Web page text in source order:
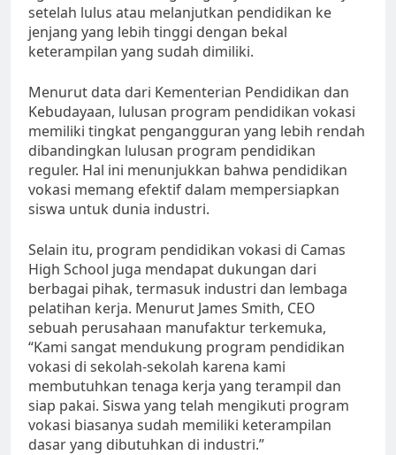
setelah lulus atau melanjutkan pendidikan ke
jenjang yang lebih tinggi dengan bekal
keterampilan yang sudah dimiliki.
Menurut data dari Kementerian Pendidikan dan
Kebudayaan, lulusan program pendidikan vokasi
memiliki tingkat pengangguran yang lebih rendah
dibandingkan lulusan program pendidikan
reguler. Hal ini menunjukkan bahwa pendidikan
vokasi memang efektif dalam mempersiapkan
siswa untuk dunia industri.
Selain itu, program pendidikan vokasi di Camas
High School juga mendapat dukungan dari
berbagai pihak, termasuk industri dan lembaga
pelatihan kerja. Menurut James Smith, CEO
sebuah perusahaan manufaktur terkemuka,
“Kami sangat mendukung program pendidikan
vokasi di sekolah-sekolah karena kami
membutuhkan tenaga kerja yang terampil dan
siap pakai. Siswa yang telah mengikuti program
vokasi biasanya sudah memiliki keterampilan
dasar yang dibutuhkan di industri.”